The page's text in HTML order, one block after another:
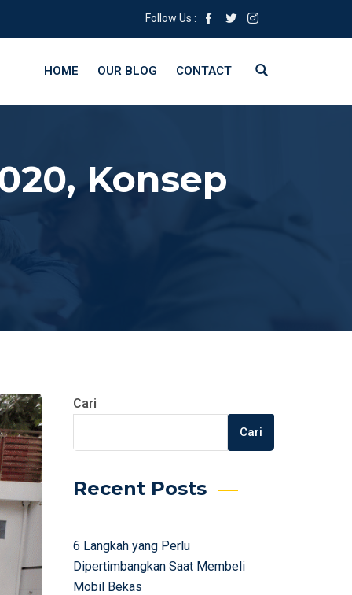
Follow Us :
HOME OUR BLOG CONTACT
Konsep
Cari
Cari
Recent Posts
6 Langkah yang Perlu
Dipertimbangkan Saat Membeli
Mobil Bekas